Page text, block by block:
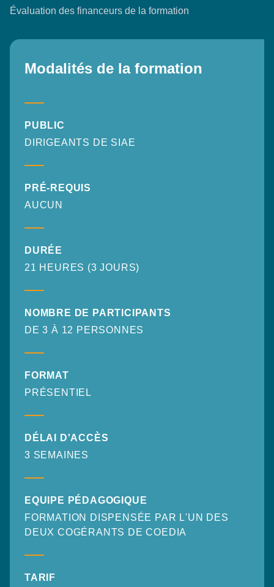
Évaluation des financeurs de la formation
Modalités de la formation
PUBLIC
DIRIGEANTS DE SIAE
PRÉ-REQUIS
AUCUN
DURÉE
21 HEURES (3 JOURS)
NOMBRE DE PARTICIPANTS
DE 3 À 12 PERSONNES
FORMAT
PRÉSENTIEL
DÉLAI D'ACCÈS
3 SEMAINES
EQUIPE PÉDAGOGIQUE
FORMATION DISPENSÉE PAR L'UN DES
DEUX COGÉRANTS DE COEDIA
TARIF